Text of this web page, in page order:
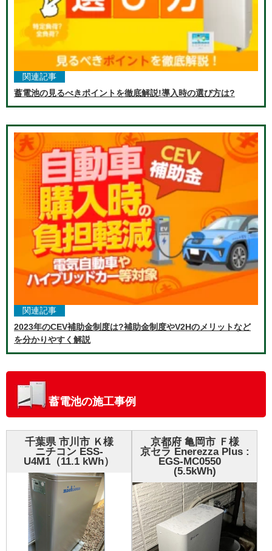
関連記事
蓄電池の見るべきポイントを徹底解説!導入時の選び方は?
関連記事
2023年のCEV補助金制度は?補助金制度やV2Hのメリットなど
を分かりやすく解説
蓄電池の施工事例
千葉県 市川市 Ｋ様
ニチコン ESS-
U4M1（11.1 kWh）
京都府 亀岡市 Ｆ様
京セラ Enerezza Plus :
EGS-MC0550
(5.5kWh)